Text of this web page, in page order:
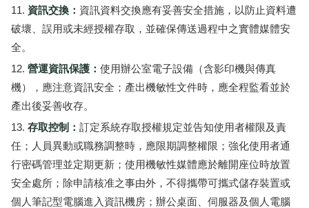
資訊交換： 資訊資料交換應有妥善安全措施，以防止資料遭
破壞、誤用或未經授權存取，並確保傳送過程中之實體媒體安
全。
營運資訊保護： 使用辦公室電子設備（含影印機與傳真
機），應注意資訊安全；產出機敏性文件時，應全程監看並於
產出後妥善收存。
存取控制： 訂定系統存取授權規定並告知使用者權限及責
任；人員異動或職務調整時，應限期調整權限；強化使用者通
行密碼管理並定期更新；使用機敏性媒體應於離開座位時放置
安全處所；除申請核准之事由外，不得攜帶可攜式儲存裝置或
個人筆記型電腦進入資訊機房；辦公桌面、伺服器及個人電腦